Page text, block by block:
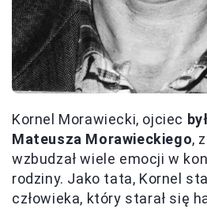
Kornel Morawiecki, ojciec
Mateusza Morawieckiego,
wzbudzał wiele emocji w
rodziny. Jako tata, Kornel
człowieka, który starał się